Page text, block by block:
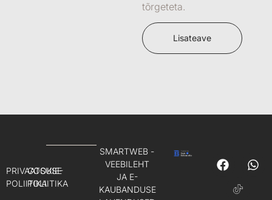
tõrgeteta.
Lisateave
PRIVAATSUSE
POLIITIKA
COOKIE-
POLIITIKA
SMARTWEB -
VEEBILEHT
JA E-
KAUBANDUSE